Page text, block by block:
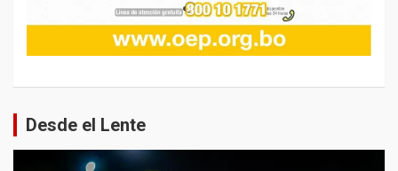
Desde el Lente